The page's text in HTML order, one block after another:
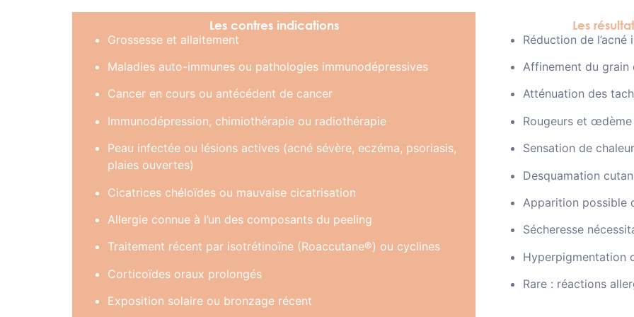
Les contres indications
Grossesse et allaitement
Maladies auto-immunes ou pathologies immunodépressives
Cancer en cours ou antécédent de cancer
Immunodépression, chimiothérapie ou radiothérapie
Peau infectée ou lésions actives (acné sévère, eczéma, psoriasis,
plaies ouvertes)
Cicatrices chéloïdes ou mauvaise cicatrisation
Allergie connue à l’un des composants du peeling
Traitement récent par isotrétinoïne (Roaccutane®) ou cyclines
Corticoïdes oraux prolongés
Exposition solaire ou bronzage récent
Les
Réduction de
Affinement du
Atténuation des
Rougeurs et
Sensation de
Desquamation
Apparition possible
Sécheresse
Hyperpigmentation
Rare : réactions